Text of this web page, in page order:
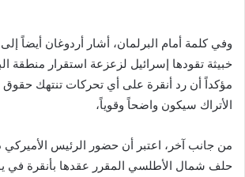
وفي كلمة أمام البرلمان، أشار أردوغان أيضاً
خبيثة تقودها إسرائيل لزعزعة استقرار منطقة
مؤكداً أن رد أنقرة على أي تحركات تنتهك حقوق
الأتراك سيكون واضحاً وقوياً،
من جانب آخر، اعتبر أن حضور الرئيس الأميركي
حلف شمال الأطلسي المقرر عقدها بأنقرة في